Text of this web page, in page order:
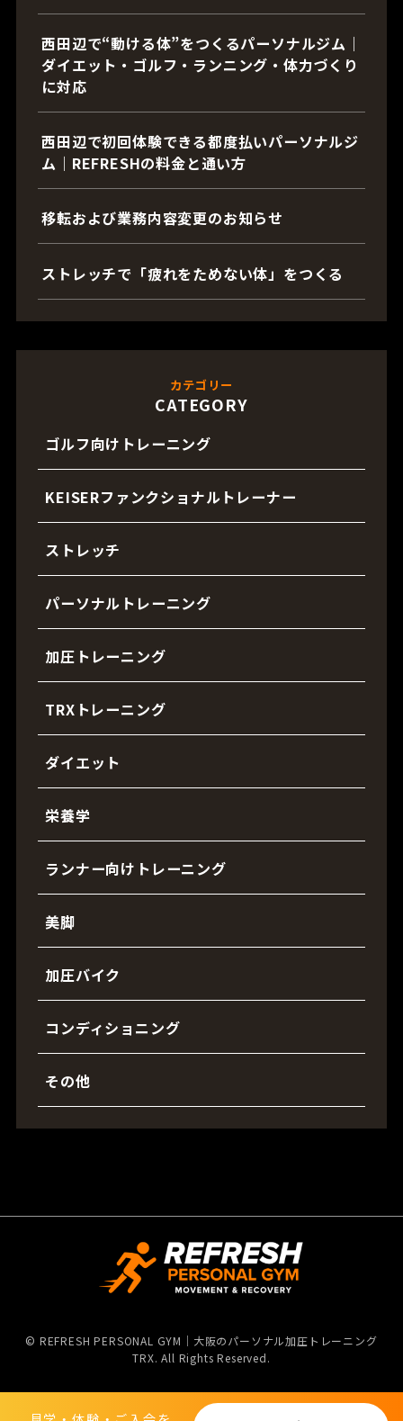
西田辺で“動ける体”をつくるパーソナルジム｜
ダイエット・ゴルフ・ランニング・体力づくり
に対応
西田辺で初回体験できる都度払いパーソナルジ
ム｜REFRESHの料金と通い方
移転および業務内容変更のお知らせ
ストレッチで「疲れをためない体」をつくる
カテゴリー
CATEGORY
ゴルフ向けトレーニング
KEISERファンクショナルトレーナー
ストレッチ
パーソナルトレーニング
加圧トレーニング
TRXトレーニング
ダイエット
栄養学
ランナー向けトレーニング
美脚
加圧バイク
コンディショニング
その他
© REFRESH PERSONAL GYM｜大阪のパーソナル加圧トレーニング
TRX. All Rights Reserved.